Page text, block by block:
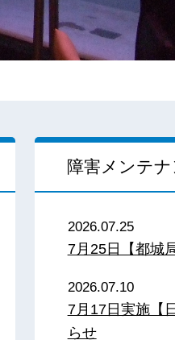
障害メンテ
2026.07.25
7月25日【都城
2026.07.10
7月17日実施【
らせ